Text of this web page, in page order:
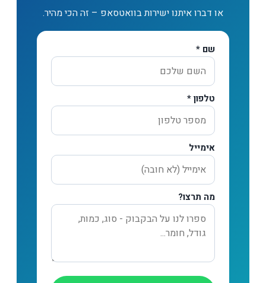
או דברו איתנו ישירות בוואטסאפ – זה הכי מהיר.
שם *
טלפון *
אימייל
מה תרצו?